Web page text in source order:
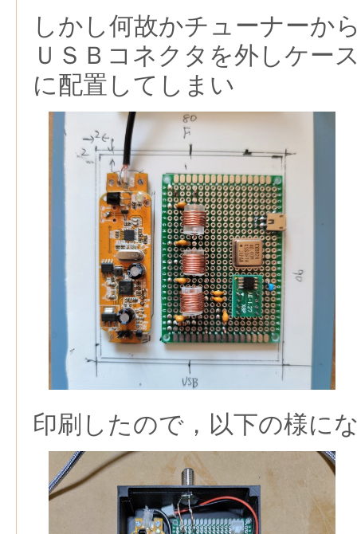
しかし何故かチューナーか
ＵＳＢコネクタを外しケー
に配置してしまい
印刷したので，以下の様に